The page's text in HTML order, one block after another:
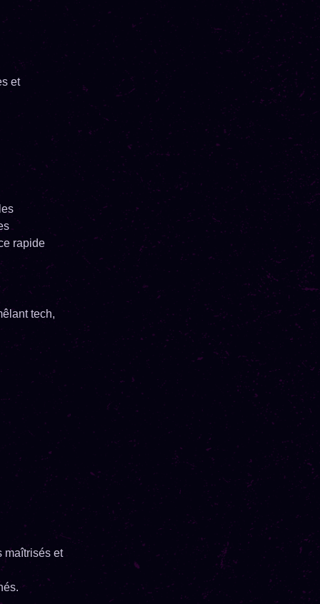
et
rapide
tech,
maîtrisés et